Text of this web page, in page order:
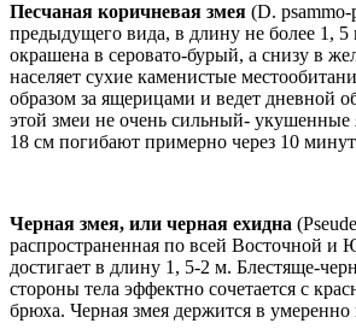
Песчаная коричневая змея (D. psammo-
предыдущего вида, в длину не более 1, 5
окрашена в серовато-бурый, а снизу в
населяет сухие каменистые
образом за ящерицами и ведет дневной
этой змеи не очень сильный-
18 см погибают примерно через 10
Черная змея, или черная ехидна
распространенная по всей Восточной
достигает в длину 1, 5-2 м. Блестяще-
стороны тела эффектно сочетается с
брюха. Черная змея держится в